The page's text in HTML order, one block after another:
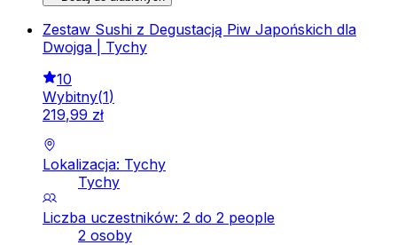
Zestaw Sushi z Degustacją Piw Japońskich dla
Dwojga | Tychy
10
Wybitny(1)
219,99 zł
Lokalizacja: Tychy
Tychy
Liczba uczestników: 2 do 2 people
2 osoby